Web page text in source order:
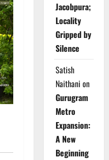
Jacobpura;
Locality
Gripped by
Silence
Satish
Naithani on
Gurugram
Metro
Expansion:
A New
Beginning